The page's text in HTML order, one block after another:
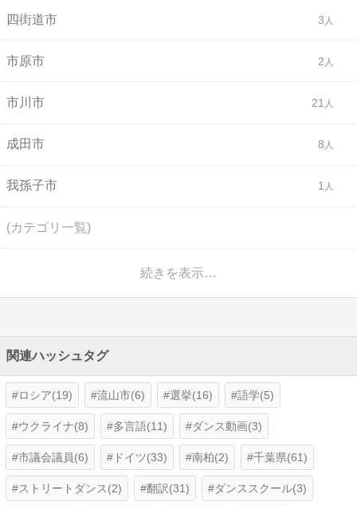
四街道市 3
市原市 2
市川市 21
成田市 8
我孫子市 1
(カテゴリ一覧)
続きを表示…
関連ハッシュタグ
ロシア(19) 流山市(6) 選挙(16) 語学(5)
ウクライナ(8) 多言語(11) ダンス動画(3)
市議会議員(6) ドイツ(33) 南柏(2) 千葉県(61)
ストリートダンス(2) 翻訳(31) ダンススクール(3)